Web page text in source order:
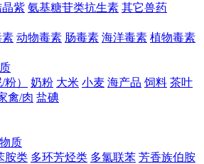
紫 氨基糖苷类抗生素 其它兽药
素 动物毒素 肠毒素 海洋毒素 植物毒素
） 奶粉 大米 小麦 海产品 饲料 茶叶
禽/肉 盐碘
质
胺类 多环芳烃类 多氯联苯 芳香族伯胺